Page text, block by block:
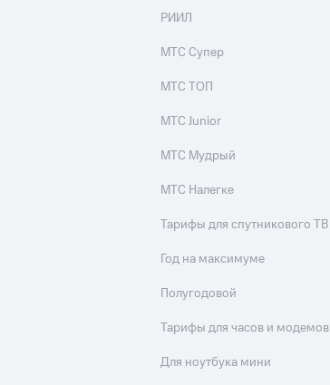
РИИЛ
МТС Супер
МТС ТОП
МТС Junior
МТС Мудрый
МТС Налегке
Тарифы для спутникового ТВ
Год на максимуме
Полугодовой
Тарифы для часов и модемов
Для ноутбука мини